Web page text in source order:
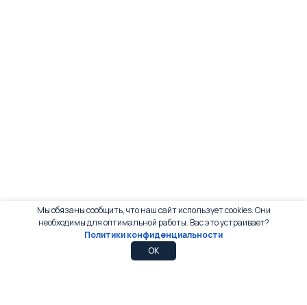
Мы обязаны сообщить, что наш сайт использует cookies. Они
необходимы для оптимальной работы. Вас это устраивает?
Политики конфиденциальности
OK